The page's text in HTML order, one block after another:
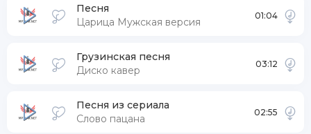
Песня
Царица Мужская версия
01:04
Грузинская песня
Диско кавер
03:12
Песня из сериала
Слово пацана
02:55